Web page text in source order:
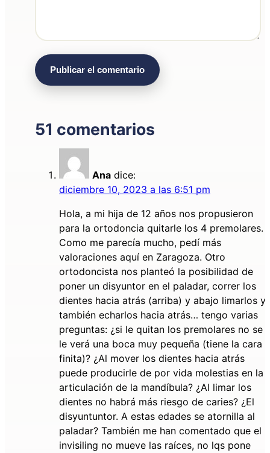
51 comentarios
Ana dice:
diciembre 10, 2023 a las 6:51 pm
Hola, a mi hija de 12 años nos propusieron
para la ortodoncia quitarle los 4 premolares.
Como me parecía mucho, pedí más
valoraciones aquí en Zaragoza. Otro
ortodoncista nos planteó la posibilidad de
poner un disyuntor en el paladar, correr los
dientes hacia atrás (arriba) y abajo limarlos y
también echarlos hacia atrás… tengo varias
preguntas: ¿si le quitan los premolares no se
le verá una boca muy pequeña (tiene la cara
finita)? ¿Al mover los dientes hacia atrás
puede producirle de por vida molestias en la
articulación de la mandíbula? ¿Al limar los
dientes no habrá más riesgo de caries? ¿El
disyuntuntor. A estas edades se atornilla al
paladar? También me han comentado que el
invisiling no mueve las raíces, no lqs pone